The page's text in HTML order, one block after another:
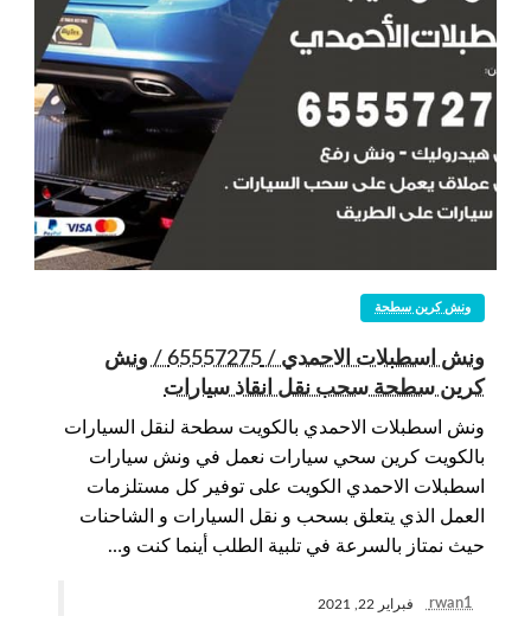
ونش كرين سطحة
ونش اسطبلات الاحمدي / 65557275 / ونش
كرين سطحة سحب نقل انقاذ سيارات
ونش اسطبلات الاحمدي بالكويت سطحة لنقل السيارات
بالكويت كرين سحي سيارات نعمل في ونش سيارات
اسطبلات الاحمدي الكويت على توفير كل مستلزمات
العمل الذي يتعلق بسحب و نقل السيارات و الشاحنات
حيث نمتاز بالسرعة في تلبية الطلب أينما كنت و…
rwan1 فبراير 22, 2021